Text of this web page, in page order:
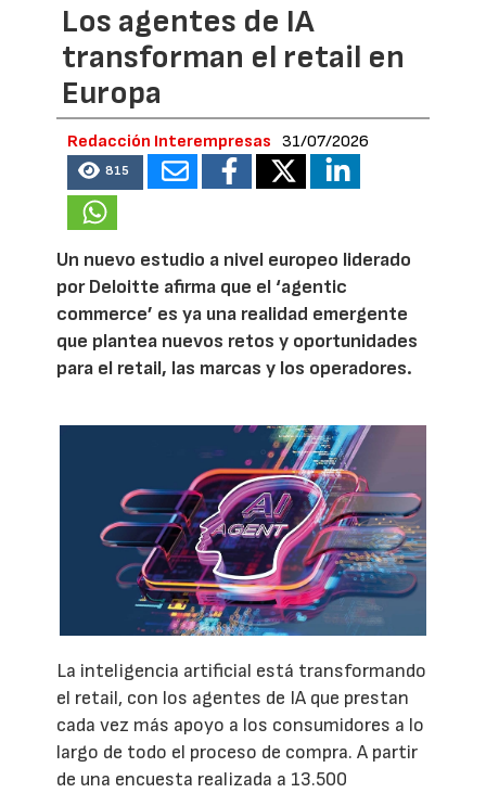
Los agentes de IA
transforman el retail en
Europa
Redacción Interempresas 31/07/2026
815
Un nuevo estudio a nivel europeo liderado
por Deloitte afirma que el ‘agentic
commerce’ es ya una realidad emergente
que plantea nuevos retos y oportunidades
para el retail, las marcas y los operadores.
La inteligencia artificial está transformando
el retail, con los agentes de IA que prestan
cada vez más apoyo a los consumidores a lo
largo de todo el proceso de compra. A partir
de una encuesta realizada a 13.500